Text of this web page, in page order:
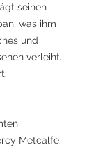
seinen
was ihm
und
verleiht.
Metcalfe.